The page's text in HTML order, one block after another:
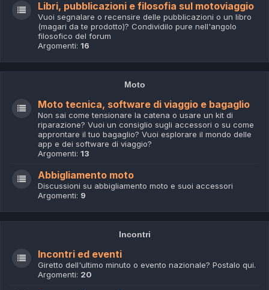
Libri, pubblicazioni e filosofia sul motoviaggio
Vuoi segnalare o recensire delle pubblicazioni o un libro
(magari da te prodotto)? Condividilo pure nell'angolo
filosofico del forum
Argomenti: 16
Moto
Moto tecnica, software di viaggio e bagaglio
Non sai come tensionare la catena o usare un kit di
riparazione? Vuoi un consiglio sugli accessori o su come
approntare il tuo bagaglio? Vuoi esplorare il mondo delle
app e dei software di viaggio?
Argomenti: 13
Abbigliamento moto
Discussioni su abbigliamento moto e suoi accessori
Argomenti: 9
Incontri
Incontri ed eventi
Giretto dell'ultimo minuto o evento nazionale? Postalo qui.
Argomenti: 20